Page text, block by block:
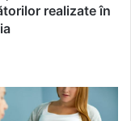
realizate în